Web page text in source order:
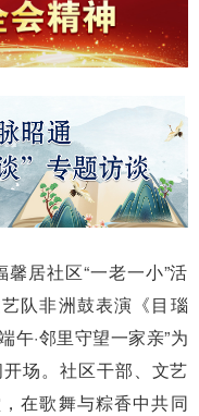
居社区“一老一小”活
队非洲鼓表演《目瑙
午·邻里守望一家亲”为
场。社区干部、文艺
在歌舞与粽香中共同